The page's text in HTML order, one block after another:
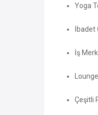
Yoga
İbadet
İş
Çeşitli